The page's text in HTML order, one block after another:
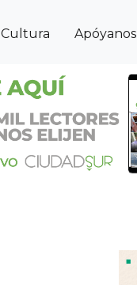
Cultura Apóyanos